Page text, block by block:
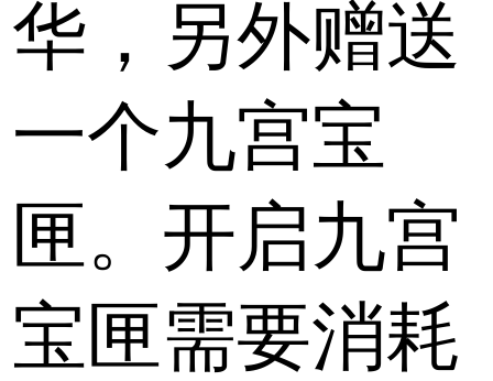
华，另外赠送
一个九宫宝
匣。开启九宫
宝匣需要消耗